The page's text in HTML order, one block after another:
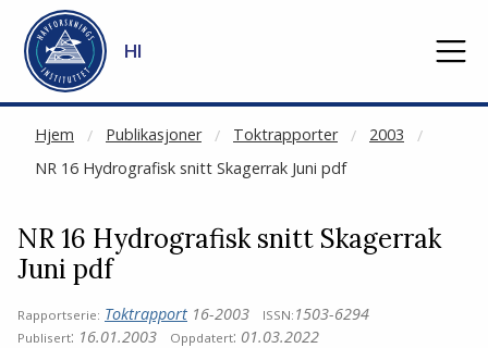
Gå til hovedinnhold
HI
Hjem Publikasjoner Toktrapporter
2003
NR 16 Hydrografisk snitt Skagerrak Juni pdf
NOT CACHED
NR 16 Hydrografisk snitt Skagerrak
Juni pdf
Rapportserie: Toktrapport 16-2003 ISSN: 1503-6294
Publisert: 16.01.2003 Oppdatert: 01.03.2022